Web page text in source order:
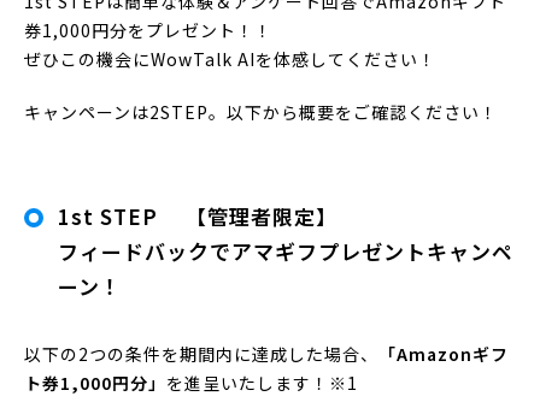
券1,000円分をプレゼント！！
ぜひこの機会にWowTalk AIを体感してください！
キャンペーンは2STEP。以下から概要をご確認ください！
1st STEP 【管理者限定】
フィードバックでアマギフプレゼントキャンペ
ーン！
以下の2つの条件を期間内に達成した場合、
「Amazonギフ
ト券1,000円分」 を進呈いたします！※1